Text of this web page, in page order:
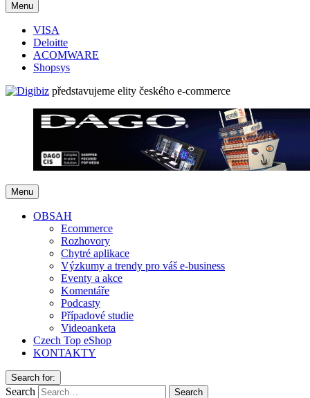
Menu
VISA
Deloitte
ACOMWARE
Shopsys
představujeme elity českého e-commerce
Menu
OBSAH
Ecommerce
Rozhovory
Chytré aplikace
Výzkumy a trendy pro váš e-business
Eventy a akce
Komentáře
Podcasty
Případové studie
Videoanketa
Czech Top eShop
KONTAKTY
Search for:
Search